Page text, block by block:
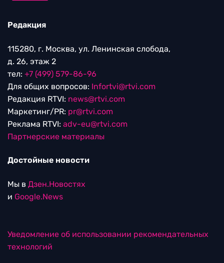
Редакция
115280, г. Москва, ул. Ленинская слобода,
д. 26, этаж 2
тел: +7 (499) 579-86-96
Для общих вопросов: Infortvi@rtvi.com
Редакция RTVI: news@rtvi.com
Маркетинг/PR: pr@rtvi.com
Реклама RTVI: adv-eu@rtvi.com
Партнерские материалы
Достойные новости
Мы в Дзен.Новостях
и Google.News
Уведомление об использовании рекомендательных
технологий